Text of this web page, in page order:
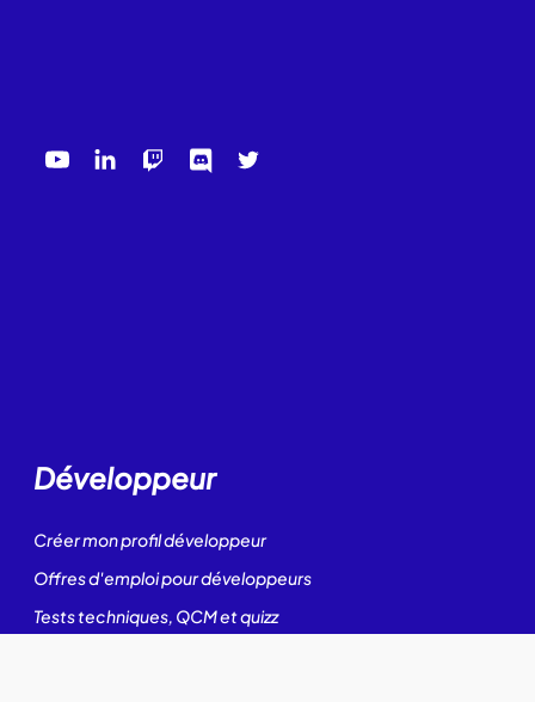
Développeur
Créer mon profil développeur
Offres d'emploi pour développeurs
Tests techniques, QCM et quizz